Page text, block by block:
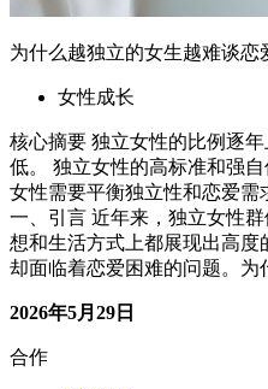
为什么越独立的女生越难谈恋
女性成长
核心摘要 独立女性的比例逐
低。 独立女性的高标准和强
女性需要平衡独立性和恋爱需
一、引言 近年来，独立女性
想和生活方式上都展现出高
却面临着恋爱困难的问题。为
2026年5月29日
合作